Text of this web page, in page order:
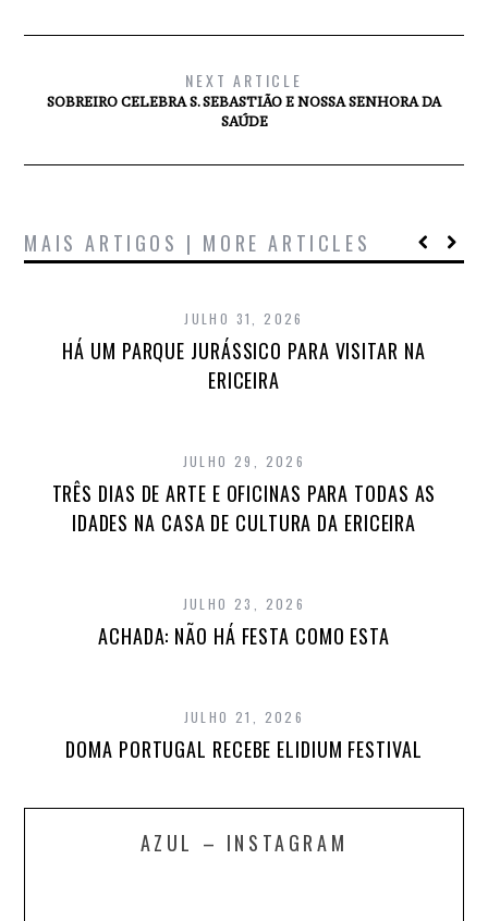
NEXT ARTICLE
SOBREIRO CELEBRA S. SEBASTIÃO E NOSSA SENHORA DA
SAÚDE
MAIS ARTIGOS | MORE ARTICLES
JULHO 31, 2026
HÁ UM PARQUE JURÁSSICO PARA VISITAR NA
ERICEIRA
JULHO 29, 2026
TRÊS DIAS DE ARTE E OFICINAS PARA TODAS AS
IDADES NA CASA DE CULTURA DA ERICEIRA
JULHO 23, 2026
ACHADA: NÃO HÁ FESTA COMO ESTA
JULHO 21, 2026
DOMA PORTUGAL RECEBE ELIDIUM FESTIVAL
AZUL – INSTAGRAM